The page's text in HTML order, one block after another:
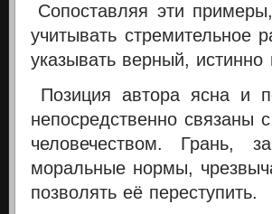
Сопоставляя эти
учитывать стремительное
указывать верный, истинно
Позиция автора ясна и
непосредственно связаны
человечеством. Грань,
моральные нормы,
позволять её переступить.